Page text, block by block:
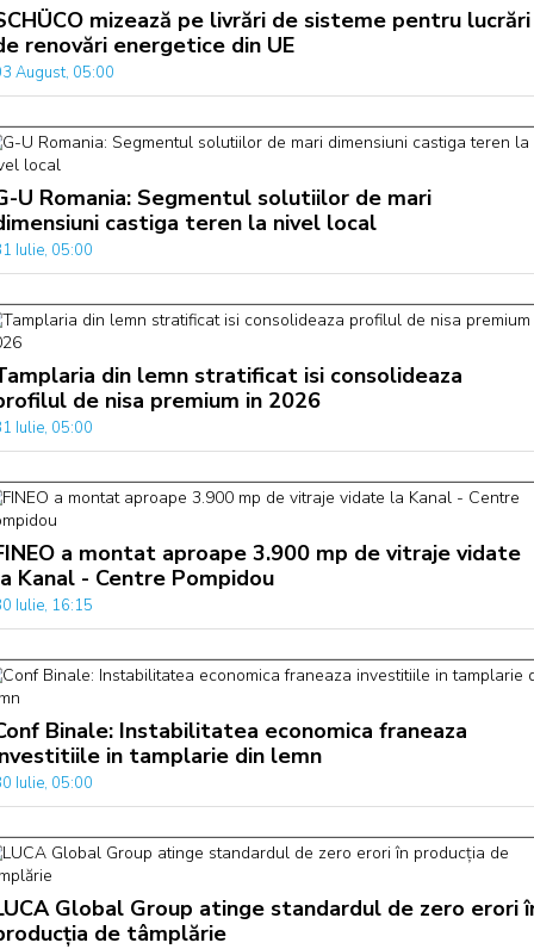
mizează pe livrări de sisteme pentru lucrări
renovări energetice din UE
August, 05:00
U Romania: Segmentul solutiilor de mari
castiga teren la nivel local
Iulie, 05:00
din lemn stratificat isi consolideaza
de nisa premium in 2026
Iulie, 05:00
a montat aproape 3.900 mp de vitraje vidate
Kanal - Centre Pompidou
Iulie, 16:15
Binale: Instabilitatea economica franeaza
in tamplarie din lemn
Iulie, 05:00
Global Group atinge standardul de zero erori
de tâmplărie